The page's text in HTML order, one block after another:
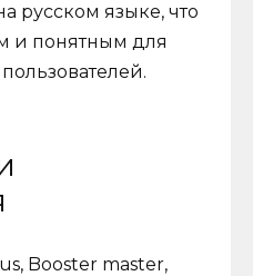
русском языке, что
и понятным для
Booster master,